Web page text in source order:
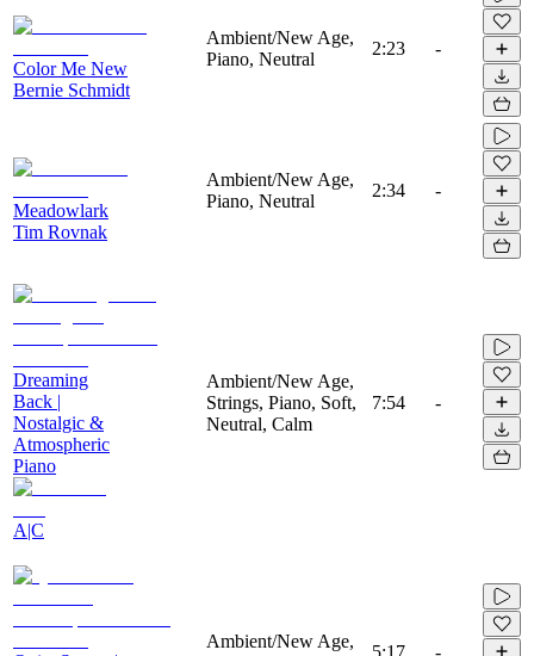
Color Me New
Bernie Schmidt
Ambient/New Age,
Piano, Neutral
2:23 -
Meadowlark
Tim Rovnak
Ambient/New Age,
Piano, Neutral
2:34 -
Dreaming
Back |
Nostalgic &
Atmospheric
Piano
A|C
Ambient/New Age,
Strings, Piano, Soft,
Neutral, Calm
7:54 -
Ambient/New Age,
5:17 -